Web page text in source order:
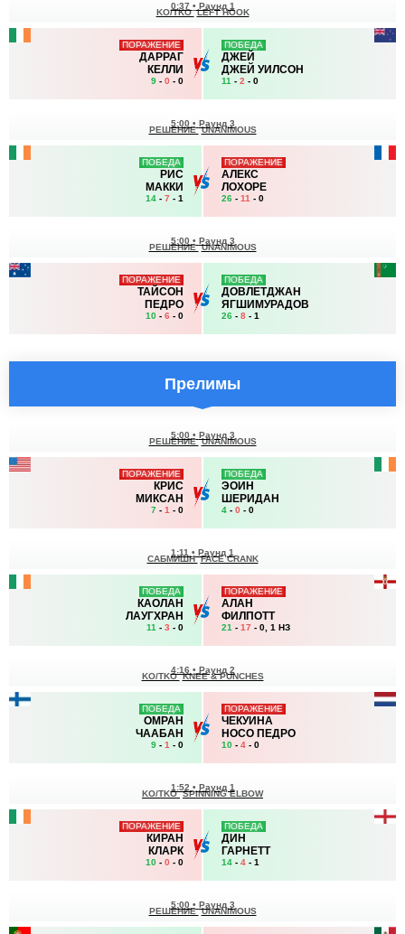
Прелимы
ПОРАЖЕНИЕ
ДАРРАГ
КЕЛЛИ
9 - 0 - 0
0:37 • Раунд 1
KO/TKO LEFT HOOK
ПОБЕДА
ДЖЕЙ
ДЖЕЙ УИЛСОН
11 - 2 - 0
ПОБЕДА
РИС
МАККИ
14 - 7 - 1
5:00 • Раунд 3
РЕШЕНИЕ UNANIMOUS
ПОРАЖЕНИЕ
АЛЕКС
ЛОХОРЕ
26 - 11 - 0
ПОРАЖЕНИЕ
ТАЙСОН
ПЕДРО
10 - 6 - 0
5:00 • Раунд 3
РЕШЕНИЕ UNANIMOUS
ПОБЕДА
ДОВЛЕТДЖАН
ЯГШИМУРАДОВ
26 - 8 - 1
ПОРАЖЕНИЕ
КРИС
МИКСАН
7 - 1 - 0
5:00 • Раунд 3
РЕШЕНИЕ UNANIMOUS
ПОБЕДА
ЭОИН
ШЕРИДАН
4 - 0 - 0
ПОБЕДА
КАОЛАН
ЛАУГХРАН
11 - 3 - 0
1:11 • Раунд 1
САБМИШН FACE CRANK
ПОРАЖЕНИЕ
АЛАН
ФИЛПОТТ
21 - 17 - 0, 1 НЗ
ПОБЕДА
ОМРАН
ЧААБАН
9 - 1 - 0
4:16 • Раунд 2
KO/TKO KNEE & PUNCHES
ПОРАЖЕНИЕ
ЧЕКУИНА
НОСО ПЕДРО
10 - 4 - 0
ПОРАЖЕНИЕ
КИРАН
КЛАРК
10 - 0 - 0
1:52 • Раунд 1
KO/TKO SPINNING ELBOW
ПОБЕДА
ДИН
ГАРНЕТТ
14 - 4 - 1
5:00 • Раунд 3
РЕШЕНИЕ UNANIMOUS